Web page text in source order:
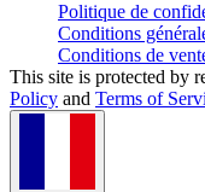
Politique de
Conditions
Conditions de
This site is protected by
Policy and Terms of